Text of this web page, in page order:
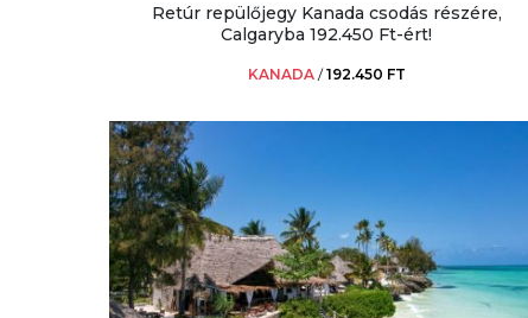
Retúr repülőjegy Kanada csodás részére,
Calgaryba 192.450 Ft-ért!
KANADA /192.450 FT